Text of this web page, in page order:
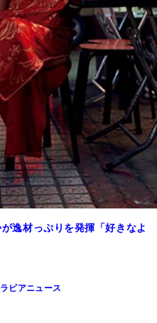
逸材っぷりを発揮「好きなよ
ビアニュース